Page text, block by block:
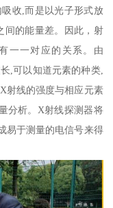
收,而是以光子形式放
间的能量差。因此，射
一一对应的关系。由
,可以知道元素的种类,
射线的强度与相应元素
分析。X射线探测器将
易于测量的电信号来得